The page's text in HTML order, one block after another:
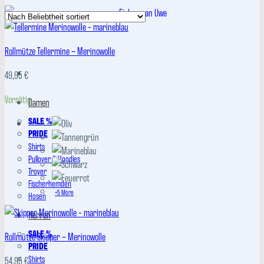
Damen
SALE %
PRIDE
Shirts
Pullover & Hoodies
Troyer
Fischerhemden
Hosen
Herren
SALE %
PRIDE
Shirts
sortiert
Rollmütze Tellermine – Merinowolle
49,95€
Vorrätig
+5 More
Rollmütze Skipper – Merinowolle
54,95€